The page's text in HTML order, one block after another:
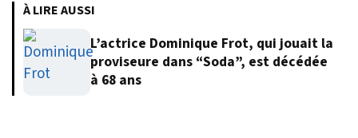
À LIRE AUSSI
L’actrice Dominique Frot, qui jouait la
proviseure dans “Soda”, est décédée
à 68 ans